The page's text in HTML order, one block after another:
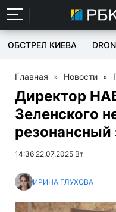
ОБСТРЕЛ КИЕВА
Главная » Новости »
Директор
Зеленского
резонансный
14:36 22.07.2025 Вт
ИРИНА ГЛУХОВА